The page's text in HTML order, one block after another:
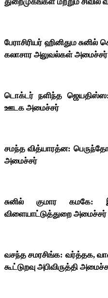
துறைமுகங்கள் மற்றும்
பேராசிரியர் ஹினிதும
கலாசார அலுவல்கள் அமைச்சர்
டொக்டர் நளிந்த
ஊடக அமைச்சர்
சமந்த வித்யாரத்ன:
அமைச்சர்
சுனில் குமார கமகே:
விளையாட்டுத்துறை அமைச்சர்
வசந்த சமரசிங்க: வர்த்தக,
கூட்டுறவு அபிவிருத்தி